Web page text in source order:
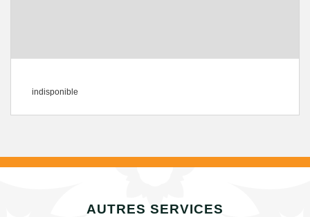
indisponible
AUTRES SERVICES